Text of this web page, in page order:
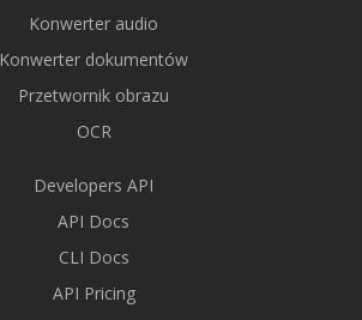
Konwerter audio
Konwerter dokumentów
Przetwornik obrazu
OCR
Developers API
API Docs
CLI Docs
API Pricing